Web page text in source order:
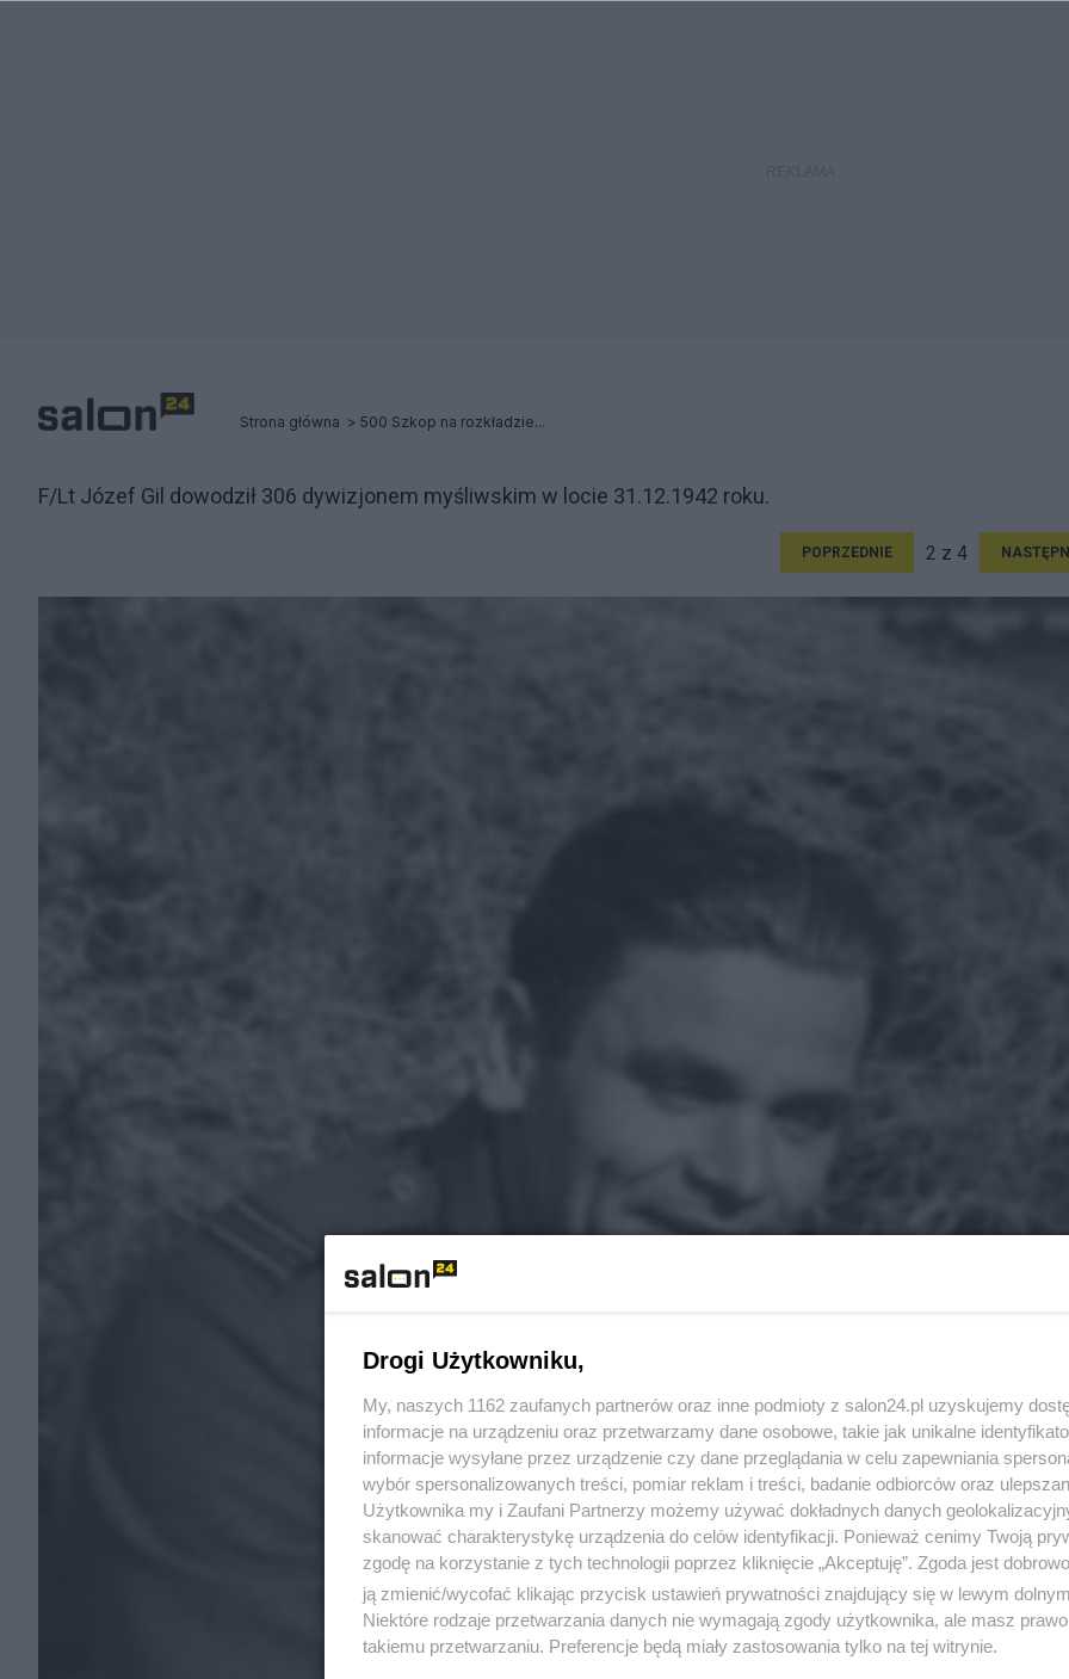
Strona główna 500 Szkop na rozkładzie...
F/Lt Józef Gil dowodził 306 dywizjonem myśliwskim w locie 31.12.1942 roku.
POPRZEDNIE 2 z 4
Drogi Użytkowniku,
My, naszych 1162 zaufanych partnerów oraz inne podmioty z salon24.pl uzyskujemy
informacje na urządzeniu oraz przetwarzamy dane osobowe, takie jak unikalne
informacje wysyłane przez urządzenie czy dane przeglądania w celu zapewniania
wybór spersonalizowanych treści, pomiar reklam i treści, badanie odbiorców oraz
Użytkownika my i Zaufani Partnerzy możemy używać dokładnych danych
skanować charakterystykę urządzenia do celów identyfikacji. Ponieważ cenimy Twoją
zgodę na korzystanie z tych technologii poprzez kliknięcie „Akceptuję”. Zgoda jest
ją zmienić/wycofać klikając przycisk ustawień prywatności znajdujący się w lewym
Niektóre rodzaje przetwarzania danych nie wymagają zgody użytkownika, ale masz
takiemu przetwarzaniu. Preferencje będą miały zastosowania tylko na tej witrynie.